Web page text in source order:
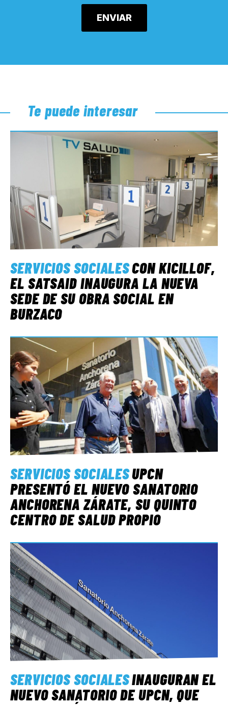
Te puede interesar
SERVICIOS SOCIALESCON KICILLOF,
EL SATSAID INAUGURA LA NUEVA
SEDE DE SU OBRA SOCIAL EN
BURZACO
SERVICIOS SOCIALESUPCN
PRESENTÓ EL NUEVO SANATORIO
ANCHORENA ZÁRATE, SU QUINTO
CENTRO DE SALUD PROPIO
SERVICIOS SOCIALESINAUGURAN EL
NUEVO SANATORIO DE UPCN, QUE